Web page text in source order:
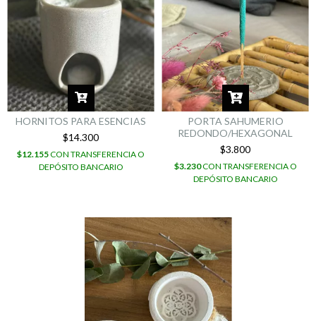
HORNITOS PARA ESENCIAS
$14.300
$12.155CON TRANSFERENCIA O
DEPÓSITO BANCARIO
PORTA SAHUMERIO
REDONDO/HEXAGONAL
$3.800
$3.230CON TRANSFERENCIA O
DEPÓSITO BANCARIO